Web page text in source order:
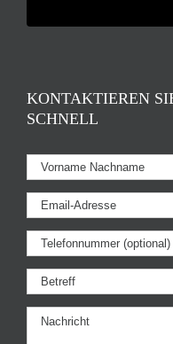
KONTAKTIEREN
SCHNELL